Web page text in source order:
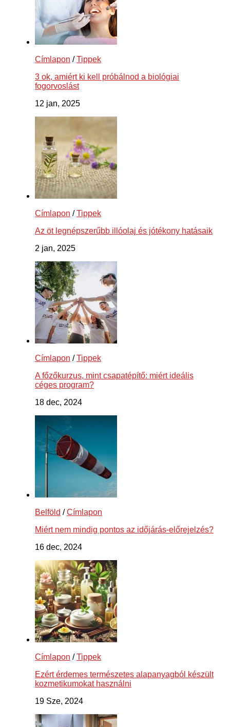
Címlapon /Tippek
3 ok, amiért ki kell próbálnod a biológiai
fogorvoslást
12 jan, 2025
Címlapon /Tippek
Az öt legnépszerűbb illóolaj és jótékony hatásaik
2 jan, 2025
Címlapon /Tippek
A főzőkurzus, mint csapatépítő: miért ideális
céges program?
18 dec, 2024
Belföld /Címlapon
Miért nem mindig pontos az időjárás-előrejelzés?
16 dec, 2024
Címlapon /Tippek
Ezért érdemes természetes alapanyagból készült
kozmetikumokat használni
19 Sze, 2024